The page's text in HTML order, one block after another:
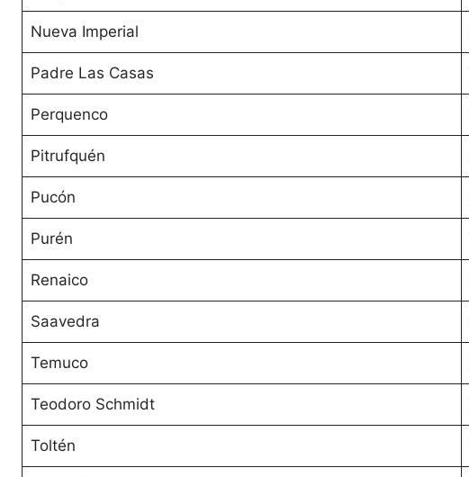
Nueva Imperial
Padre Las Casas
Perquenco
Pitrufquén
Pucón
Purén
Renaico
Saavedra
Temuco
Teodoro Schmidt
Toltén